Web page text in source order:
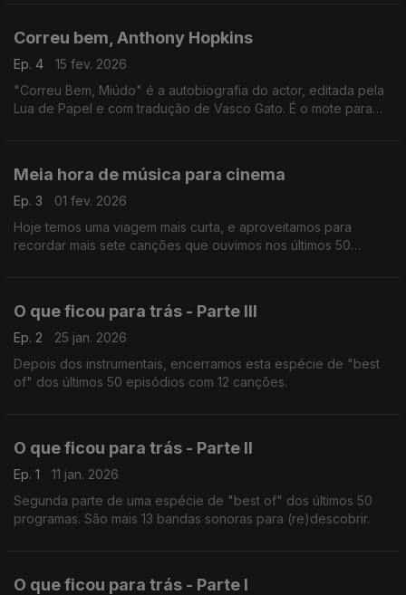
Correu bem, Anthony Hopkins
Ep. 4
15 fev. 2026
"Correu Bem, Miúdo" é a autobiografia do actor, editada pela
Lua de Papel e com tradução de Vasco Gato. É o mote para
Meia hora de música para cinema
Ep. 3
01 fev. 2026
Hoje temos uma viagem mais curta, e aproveitamos para
recordar mais sete canções que ouvimos nos últimos 50
O que ficou para trás - Parte III
Ep. 2
25 jan. 2026
Depois dos instrumentais, encerramos esta espécie de "best
of" dos últimos 50 episódios com 12 canções.
O que ficou para trás - Parte II
Ep. 1
11 jan. 2026
Segunda parte de uma espécie de "best of" dos últimos 50
programas. São mais 13 bandas sonoras para (re)descobrir.
O que ficou para trás - Parte I